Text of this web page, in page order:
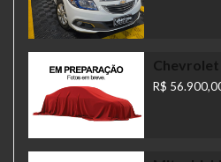
Chevrolet
R$